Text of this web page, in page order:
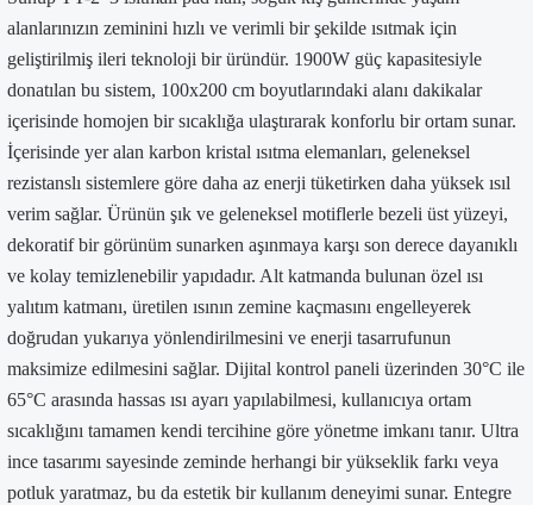
alanlarınızın zeminini hızlı ve verimli bir şekilde ısıtmak için
geliştirilmiş ileri teknoloji bir üründür. 1900W güç kapasitesiyle
donatılan bu sistem, 100x200 cm boyutlarındaki alanı dakikalar
içerisinde homojen bir sıcaklığa ulaştırarak konforlu bir ortam sunar.
İçerisinde yer alan karbon kristal ısıtma elemanları, geleneksel
rezistanslı sistemlere göre daha az enerji tüketirken daha yüksek ısıl
verim sağlar. Ürünün şık ve geleneksel motiflerle bezeli üst yüzeyi,
dekoratif bir görünüm sunarken aşınmaya karşı son derece dayanıklı
ve kolay temizlenebilir yapıdadır. Alt katmanda bulunan özel ısı
yalıtım katmanı, üretilen ısının zemine kaçmasını engelleyerek
doğrudan yukarıya yönlendirilmesini ve enerji tasarrufunun
maksimize edilmesini sağlar. Dijital kontrol paneli üzerinden 30°C ile
65°C arasında hassas ısı ayarı yapılabilmesi, kullanıcıya ortam
sıcaklığını tamamen kendi tercihine göre yönetme imkanı tanır. Ultra
ince tasarımı sayesinde zeminde herhangi bir yükseklik farkı veya
potluk yaratmaz, bu da estetik bir kullanım deneyimi sunar. Entegre